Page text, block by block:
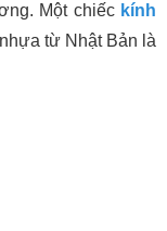
Một chiếc kính
từ Nhật Bản là